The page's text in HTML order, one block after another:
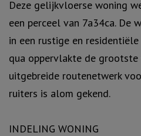
Deze gelijkvloerse woning
een perceel van 7a34ca. De
in een rustige en
qua oppervlakte de grootste
uitgebreide routenetwerk
ruiters is alom gekend.
INDELING WONING